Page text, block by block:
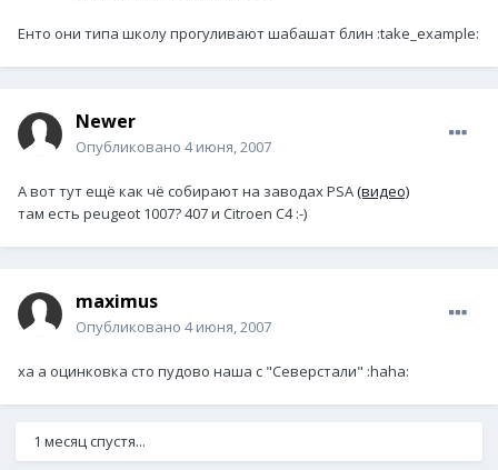
Енто они типа школу прогуливают шабашат блин :take_example:
Newer
Опубликовано 4 июня, 2007
А вот тут ещё как чё собирают на заводах PSA(видео)
там есть peugeot 1007? 407 и Citroen C4 :-)
maximus
Опубликовано 4 июня, 2007
ха а оцинковка сто пудово наша с "Северстали" :haha:
1 месяц спустя...